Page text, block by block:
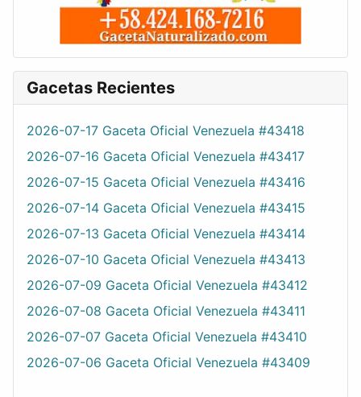
Gacetas Recientes
2026-07-17 Gaceta Oficial Venezuela #43418
2026-07-16 Gaceta Oficial Venezuela #43417
2026-07-15 Gaceta Oficial Venezuela #43416
2026-07-14 Gaceta Oficial Venezuela #43415
2026-07-13 Gaceta Oficial Venezuela #43414
2026-07-10 Gaceta Oficial Venezuela #43413
2026-07-09 Gaceta Oficial Venezuela #43412
2026-07-08 Gaceta Oficial Venezuela #43411
2026-07-07 Gaceta Oficial Venezuela #43410
2026-07-06 Gaceta Oficial Venezuela #43409